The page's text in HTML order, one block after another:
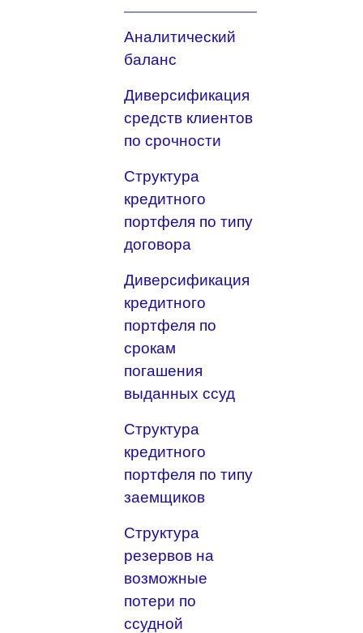
Аналитический
баланс
Диверсификация
средств клиентов
по срочности
Структура
кредитного
портфеля по типу
договора
Диверсификация
кредитного
портфеля по
срокам
погашения
выданных ссуд
Структура
кредитного
портфеля по типу
заемщиков
Структура
резервов на
возможные
потери по
ссудной